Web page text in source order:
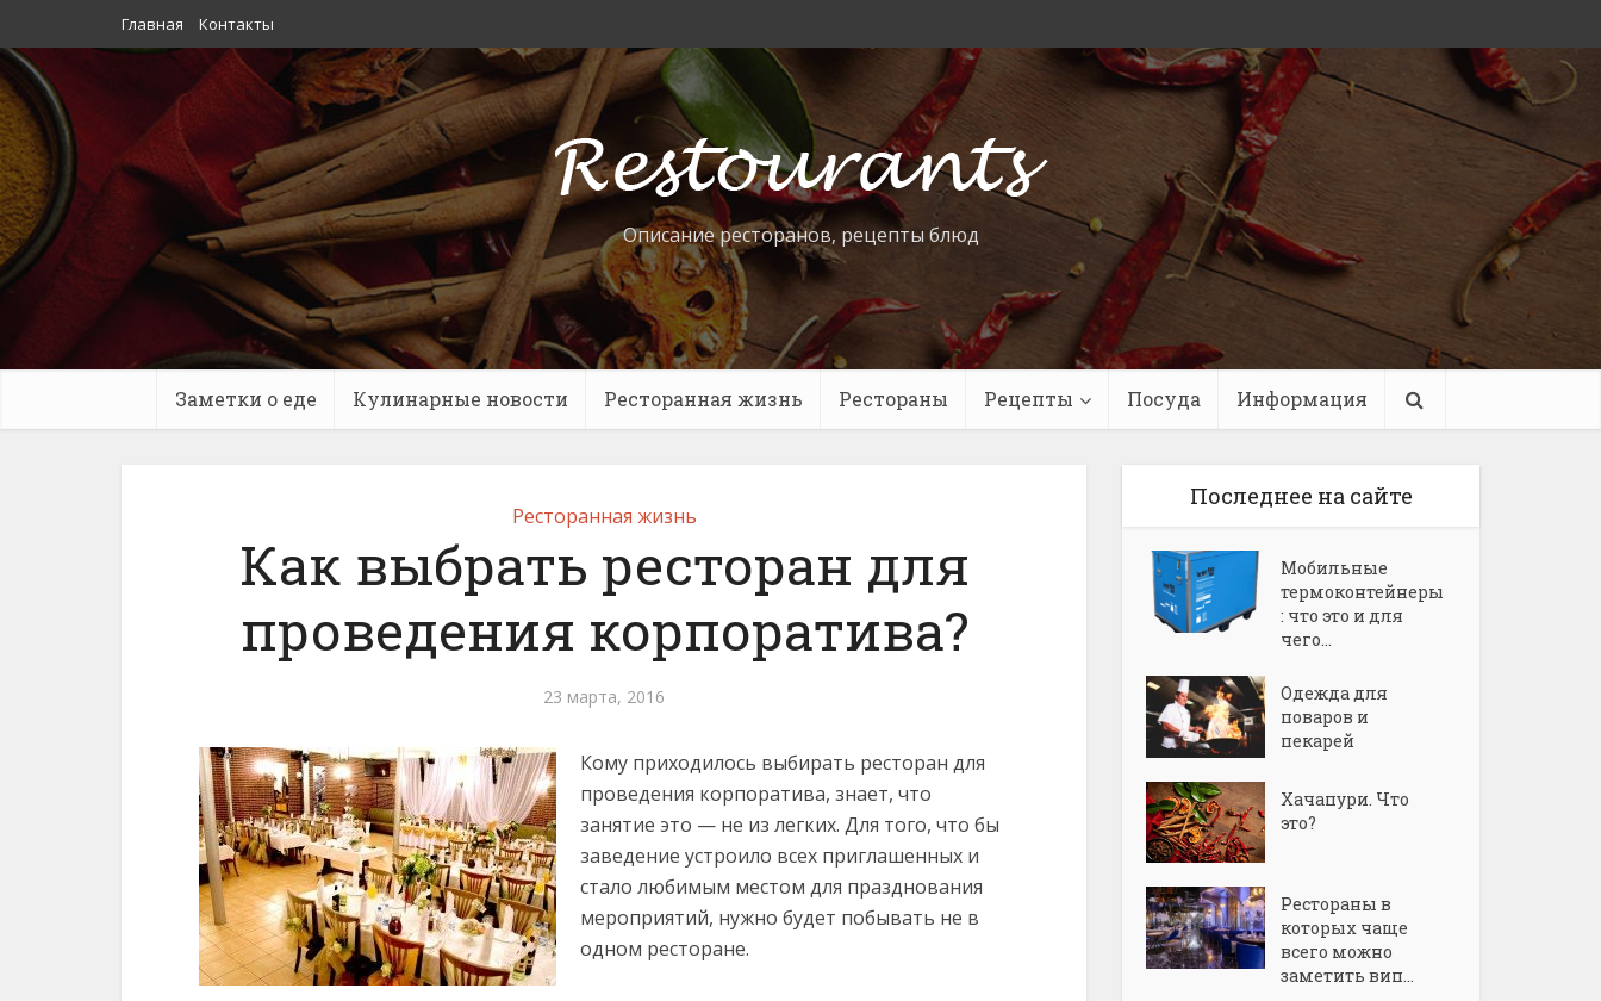
Главная Контакты
Описание ресторанов, рецепты блюд
Заметки о еде Кулинарные новости Ресторанная жизнь Рестораны Рецепты Посуда Информация
Ресторанная жизнь
Как выбрать ресторан для
проведения корпоратива?
23 марта, 2016
Кому приходилось выбирать ресторан для
проведения корпоратива, знает, что
занятие это — не из легких. Для того, что бы
заведение устроило всех приглашенных и
стало любимым местом для празднования
мероприятий, нужно будет побывать не в
одном ресторане.
Последнее на сайте
Мобильные
термоконтейнеры
: что это и для
чего...
Одежда для
поваров и
пекарей
Хачапури. Что
это?
Рестораны в
которых чаще
всего можно
заметить вип...